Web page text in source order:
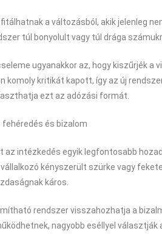
a változásból, akik jelenleg
túl bonyolult vagy túl drága
ugyanakkor az, hogy kiszűrjék a
komoly kritikát kapott, így az új
ezt az adózási formát.
fehéredés és bizalom
az intézkedés egyik legfontosabb
kényszerült szürke vagy
káros.
rendszer visszahozhatja a
nagyobb eséllyel választják